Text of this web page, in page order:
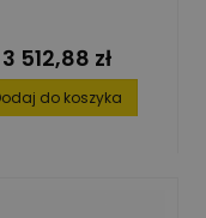
Cena
3 512,88 zł
do koszyka